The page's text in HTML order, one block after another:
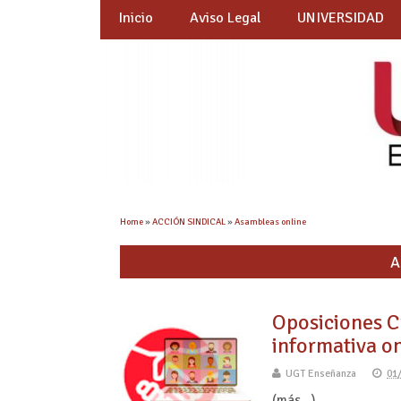
Inicio Aviso Legal UNIVERSIDAD
Home»ACCIÓN SINDICAL»Asambleas online
Oposiciones
informativa
UGT Enseñanza